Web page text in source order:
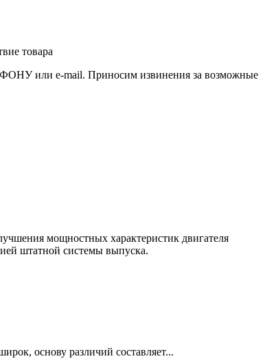
товара
или e-mail. Приносим извинения за возможные
мощностных характеристик двигателя
штатной системы выпуска.
основу различий составляет...